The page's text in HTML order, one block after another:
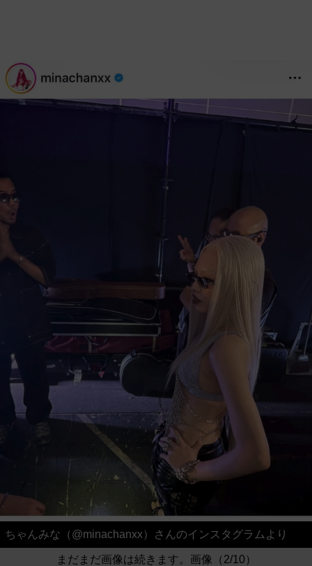
ちゃんみな（@minachanxx）さんのインスタグラムより
まだまだ画像は続きます。画像（2/10）